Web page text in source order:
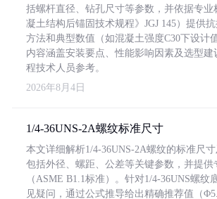
括螺杆直径、钻孔尺寸等参数，并依据专业
凝土结构后锚固技术规程》JGJ 145）提供
方法和典型数值（如混凝土强度C30下设计
内容涵盖安装要点、性能影响因素及选型建
程技术人员参考。
2026年8月4日
1/4-36UNS-2A螺纹标准尺寸
本文详细解析1/4-36UNS-2A螺纹的标准尺寸
包括外径、螺距、公差等关键参数，并提供
（ASME B1.1标准）。针对1/4-36UNS螺纹
见疑问，通过公式推导给出精确推荐值（